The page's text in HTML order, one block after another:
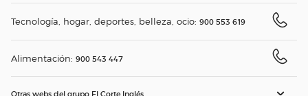
Tecnología, hogar, deportes, belleza, ocio: 900 553 619
Alimentación: 900 543 447
Otras webs del grupo El Corte Inglés